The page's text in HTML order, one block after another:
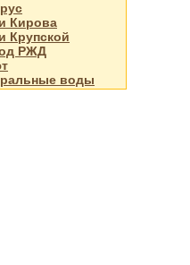
Кирова
Крупской
РЖД
воды